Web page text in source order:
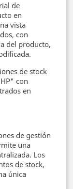
de
en
vista
con
del producto,
de stock
con
en
de gestión
una
Los
de stock,
única